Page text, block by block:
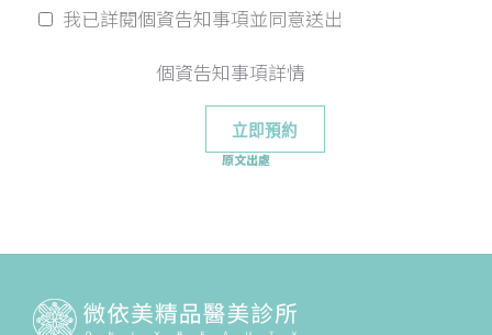
我已詳閱個資告知事項並同意送出
個資告知事項詳情
原文出處